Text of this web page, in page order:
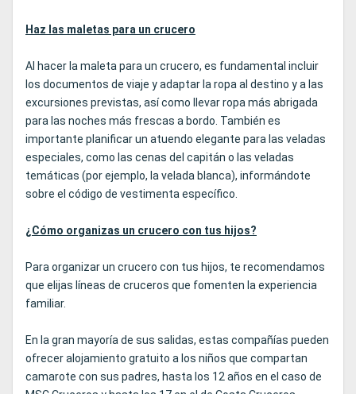
Haz las maletas para un crucero
Al hacer la maleta para un crucero, es fundamental incluir
los documentos de viaje y adaptar la ropa al destino y a las
excursiones previstas, así como llevar ropa más abrigada
para las noches más frescas a bordo. También es
importante planificar un atuendo elegante para las veladas
especiales, como las cenas del capitán o las veladas
temáticas (por ejemplo, la velada blanca), informándote
sobre el código de vestimenta específico.
¿Cómo organizas un crucero con tus hijos?
Para organizar un crucero con tus hijos, te recomendamos
que elijas líneas de cruceros que fomenten la experiencia
familiar.
En la gran mayoría de sus salidas, estas compañías pueden
ofrecer alojamiento gratuito a los niños que compartan
camarote con sus padres, hasta los 12 años en el caso de